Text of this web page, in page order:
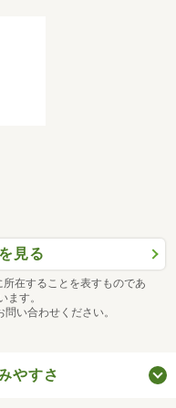
見る
在することを表すものであ
ます。
い合わせください。
やすさ